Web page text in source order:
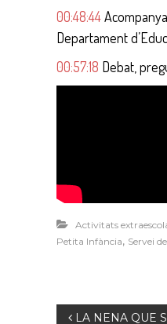
00:48:44
Departament
00:57:18 Debat,
Activitats
Petita Infància, Servei
LA NENA QUE